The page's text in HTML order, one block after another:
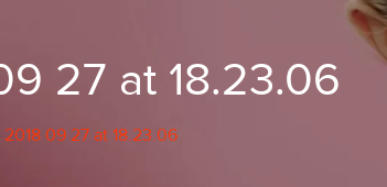
27 at 18.23.06
09 27 at 18.23.06